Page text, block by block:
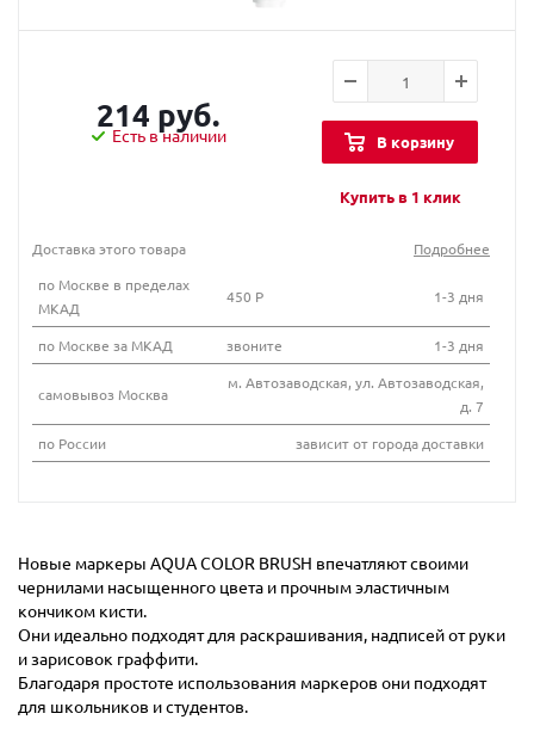
214 руб.
Есть в наличии В корзину
Купить в 1 клик
Доставка этого товара
Подробнее
по Москве в пределах
МКАД
450 Р 1-3 дня
по Москве за МКАД звоните 1-3 дня
самовывоз Москва
м. Автозаводская, ул. Автозаводская,
д. 7
по России
зависит от города доставки
Новые маркеры AQUA COLOR BRUSH впечатляют своими
чернилами насыщенного цвета и прочным эластичным
кончиком кисти.
Они идеально подходят для раскрашивания, надписей от руки
и зарисовок граффити.
Благодаря простоте использования маркеров они подходят
для школьников и студентов.